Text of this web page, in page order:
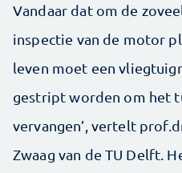
Vandaar dat om de
inspectie van de motor
leven moet een
gestript worden om het
vervangen’, vertelt
Zwaag van de TU Delft.